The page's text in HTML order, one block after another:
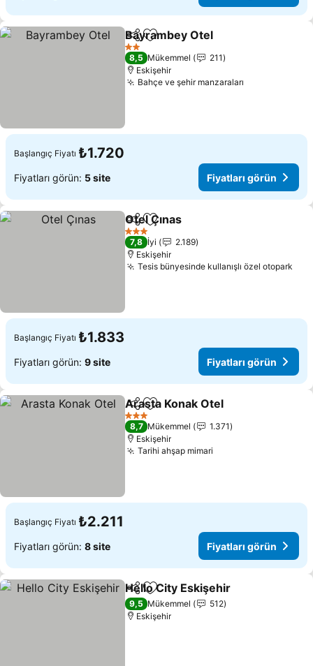
PaylaşFavorilerime ekle
Bayrambey Otel
2 Yıldız
8,5 Mükemmel
211
Eskişehir
Bahçe ve şehir manzaraları
Başlangıç Fiyatı ₺1.720
Fiyatları görün: 5 site Fiyatları görün
PaylaşFavorilerime ekle
Otel Çınas
3 Yıldız
7,8 İyi
2.189
Eskişehir
Tesis bünyesinde kullanışlı özel otopark
Başlangıç Fiyatı ₺1.833
Fiyatları görün: 9 site Fiyatları görün
PaylaşFavorilerime ekle
Arasta Konak Otel
3 Yıldız
8,7 Mükemmel
1.371
Eskişehir
Tarihi ahşap mimari
Başlangıç Fiyatı ₺2.211
Fiyatları görün: 8 site Fiyatları görün
PaylaşFavorilerime ekle
Hello City Eskişehir
9,5 Mükemmel
512
Eskişehir